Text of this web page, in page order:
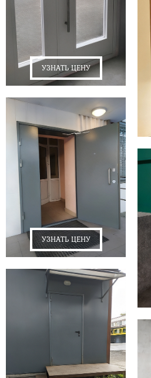
УЗНАТЬ ЦЕНУ
УЗНАТЬ ЦЕНУ